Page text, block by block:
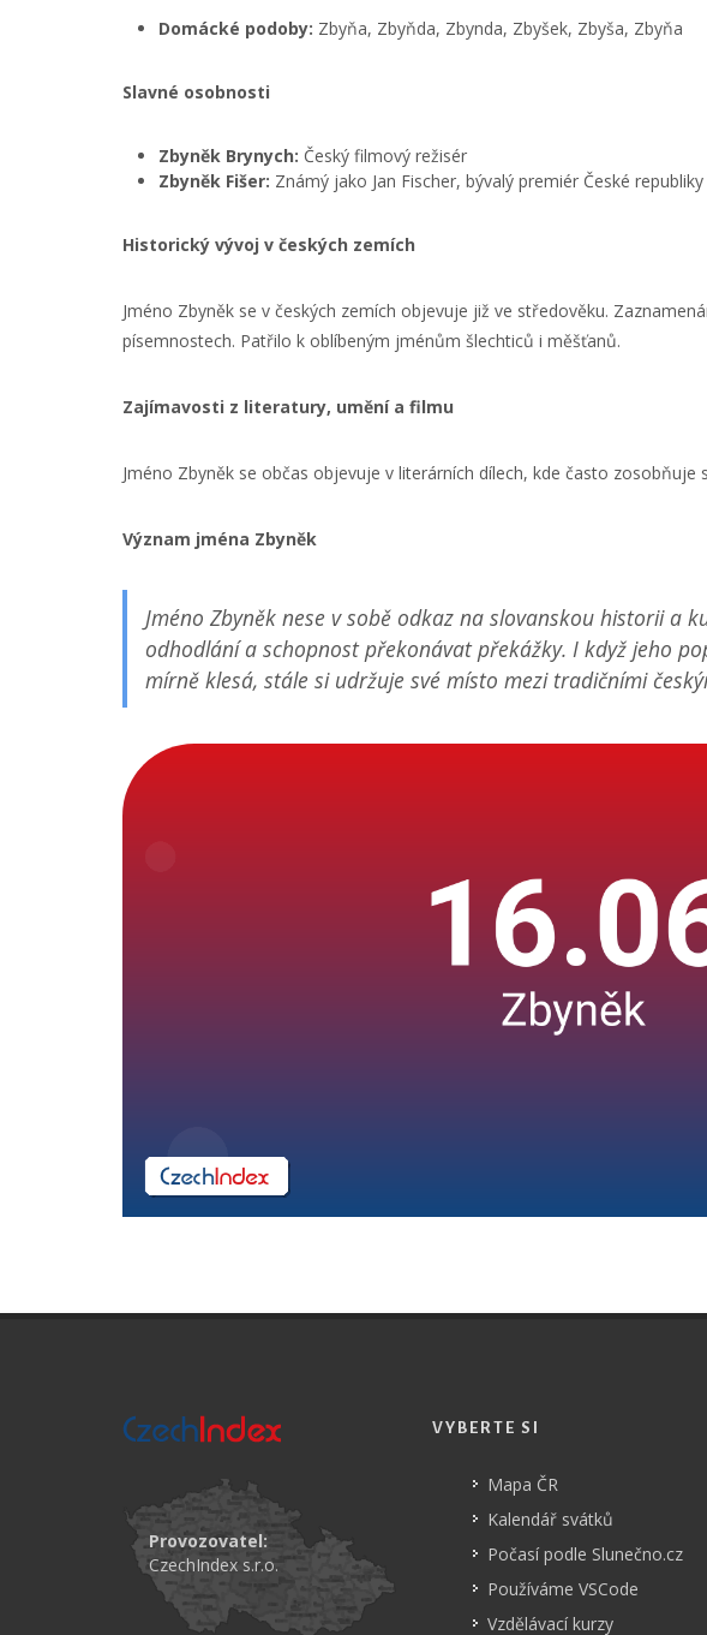
Domácké podoby: Zbyňa, Zbyňda, Zbynda, Zbyšek, Zbyša, Zbyňa
Slavné osobnosti
Zbyněk Brynych: Český filmový režisér
Zbyněk Fišer: Známý jako Jan Fischer, bývalý premiér České republiky
Historický vývoj v českých zemích
Jméno Zbyněk se v českých zemích objevuje již ve středověku.
písemnostech. Patřilo k oblíbeným jménům šlechticů i měšťanů.
Zajímavosti z literatury, umění a filmu
Jméno Zbyněk se občas objevuje v literárních dílech, kde často zosobňuje
Význam jména Zbyněk
Jméno Zbyněk nese v sobě odkaz na slovanskou historii a
odhodlání a schopnost překonávat překážky. I když jeho
mírně klesá, stále si udržuje své místo mezi tradičními
Provozovatel:
CzechIndex s.r.o.
VYBERTE SI
Mapa ČR
Kalendář svátků
Počasí podle Slunečno.cz
Používáme VSCode
Vzdělávací kurzy